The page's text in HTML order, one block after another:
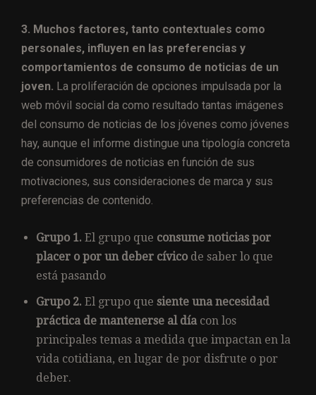
3. Muchos factores, tanto contextuales como
personales, influyen en las preferencias y
comportamientos de consumo de noticias de un
joven. La proliferación de opciones impulsada por la
web móvil social da como resultado tantas imágenes
del consumo de noticias de los jóvenes como jóvenes
hay, aunque el informe distingue una tipología concreta
de consumidores de noticias en función de sus
motivaciones, sus consideraciones de marca y sus
preferencias de contenido.
Grupo 1. El grupo que consume noticias por
placer o por un deber cívico de saber lo que
está pasando
Grupo 2. El grupo que siente una necesidad
práctica de mantenerse al díacon los
principales temas a medida que impactan en la
vida cotidiana, en lugar de por disfrute o por
deber.